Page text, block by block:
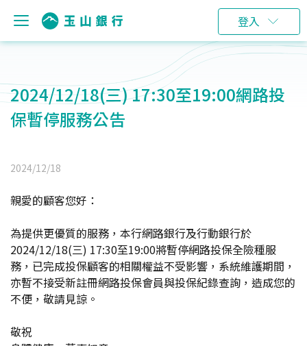
登入
2024/12/18(三) 17:30至19:00網路投
保暫停服務公告
2024/12/18
親愛的顧客您好：
為提供更優質的服務，本行網路銀行及行動銀行於
2024/12/18(三) 17:30至19:00將暫停網路投保全險種服
務，已完成投保顧客的相關權益不受影響，系統維護期間，
亦暫不接受新註冊網路投保會員與投保紀錄查詢，造成您的
不便，敬請見諒。
敬祝